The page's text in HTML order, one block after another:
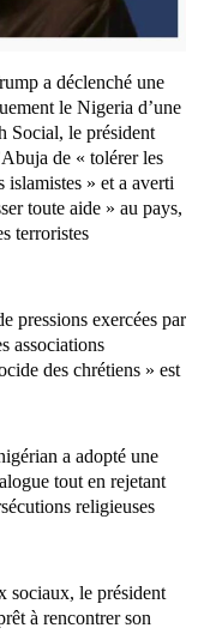
a déclenché une
le Nigeria d’une
Social, le président
de « tolérer les
islamistes » et a averti
toute aide » au pays,
terroristes
pressions exercées par
associations
des chrétiens » est
a adopté une
tout en rejetant
religieuses
sociaux, le président
à rencontrer son